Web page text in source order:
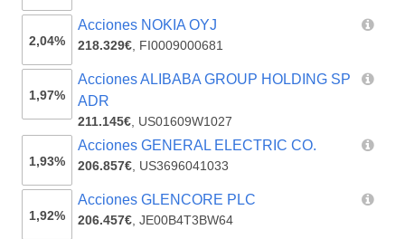
2,04%
Acciones NOKIA OYJ
218.329€, FI0009000681
1,97%
Acciones ALIBABA GROUP HOLDING SP
ADR
211.145€, US01609W1027
1,93%
Acciones GENERAL ELECTRIC CO.
206.857€, US3696041033
1,92%
Acciones GLENCORE PLC
206.457€,JE00B4T3BW64